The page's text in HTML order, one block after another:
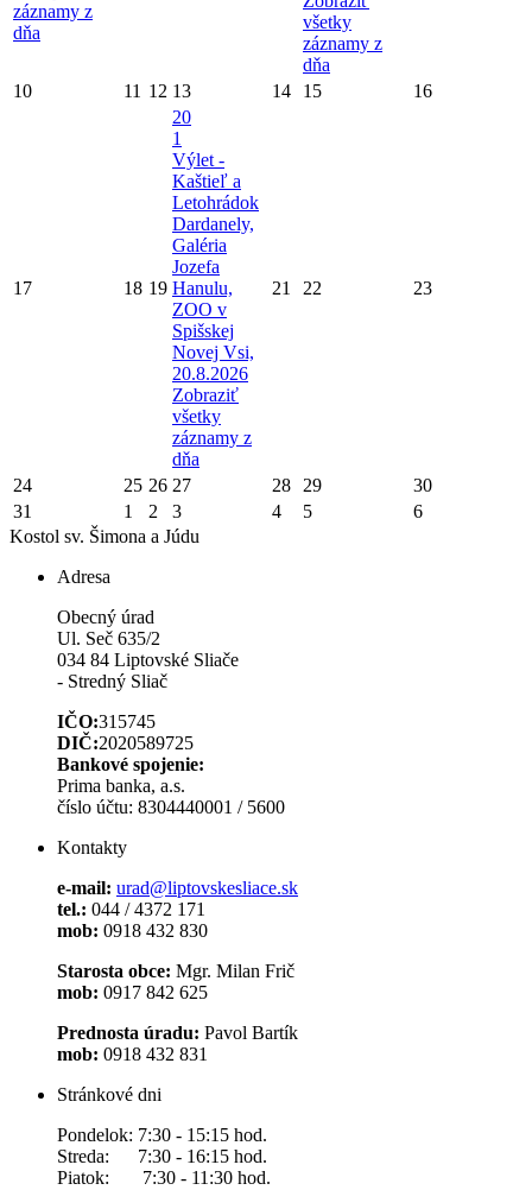
záznamy z
dňa
všetky
záznamy z
dňa
10 11 12 13 14 15 16
17 18 19
20
1
Výlet -
Kaštieľ a
Letohrádok
Dardanely,
Galéria
Jozefa
Hanulu,
ZOO v
Spišskej
Novej Vsi,
20.8.2026
Zobraziť
všetky
záznamy z
dňa
21 22 23
24 25 26 27 28 29
30
31
1 2 3 4 5
6
Kostol sv. Šimona a Júdu
Adresa
Obecný úrad
Ul. Seč 635/2
034 84 Liptovské Sliače
- Stredný Sliač
IČO:315745
DIČ:2020589725
Bankové spojenie:
Prima banka, a.s.
číslo účtu: 8304440001 / 5600
Kontakty
e-mail: urad@liptovskesliace.sk
tel.: 044 / 4372 171
mob: 0918 432 830
Starosta obce: Mgr. Milan Frič
mob: 0917 842 625
Prednosta úradu: Pavol Bartík
mob: 0918 432 831
Stránkové dni
Pondelok: 7:30 - 15:15 hod.
Streda: 7:30 - 16:15 hod.
Piatok: 7:30 - 11:30 hod.